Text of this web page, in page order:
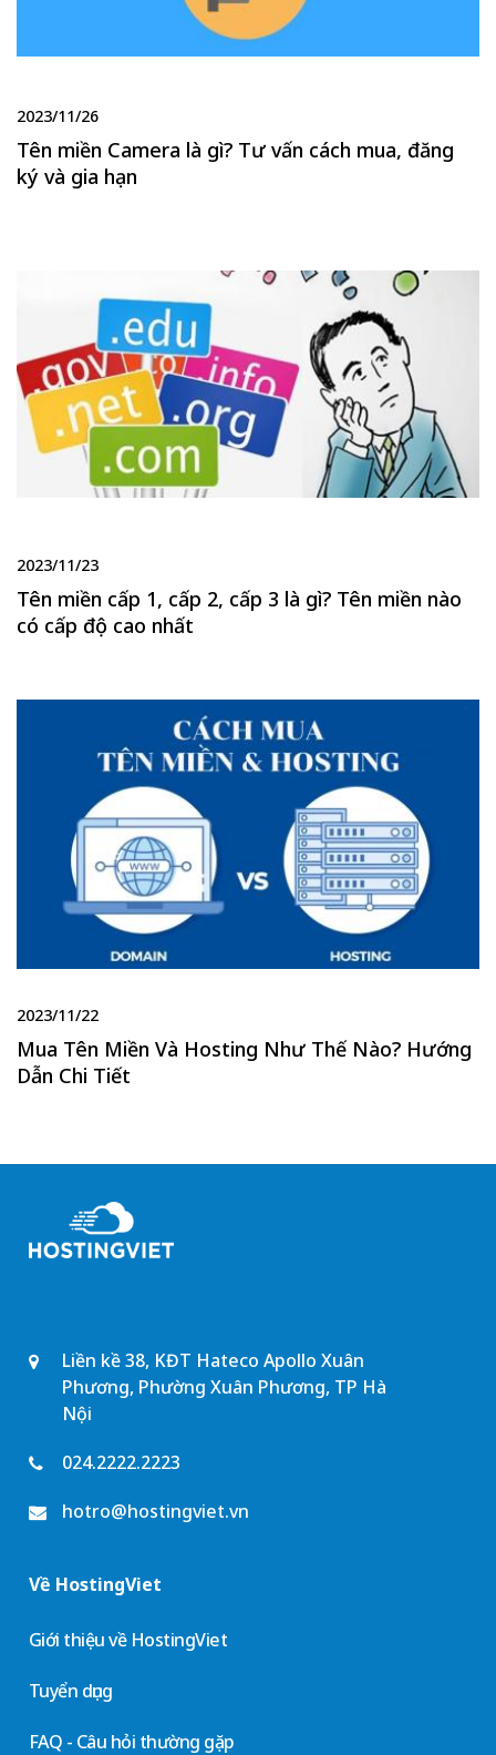
2023/11/26
Tên miền Camera là gì? Tư vấn cách mua, đăng
ký và gia hạn
2023/11/23
Tên miền cấp 1, cấp 2, cấp 3 là gì? Tên miền nào
có cấp độ cao nhất
2023/11/22
Mua Tên Miền Và Hosting Như Thế Nào? Hướng
Dẫn Chi Tiết
Liền kề 38, KĐT Hateco Apollo Xuân
Phương, Phường Xuân Phương, TP Hà
Nội
024.2222.2223
hotro@hostingviet.vn
Về HostingViet
Giới thiệu về HostingViet
Tuyển dụng
FAQ - Câu hỏi thường gặp